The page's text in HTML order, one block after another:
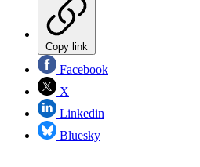
Copy link
Facebook
X
Linkedin
Bluesky